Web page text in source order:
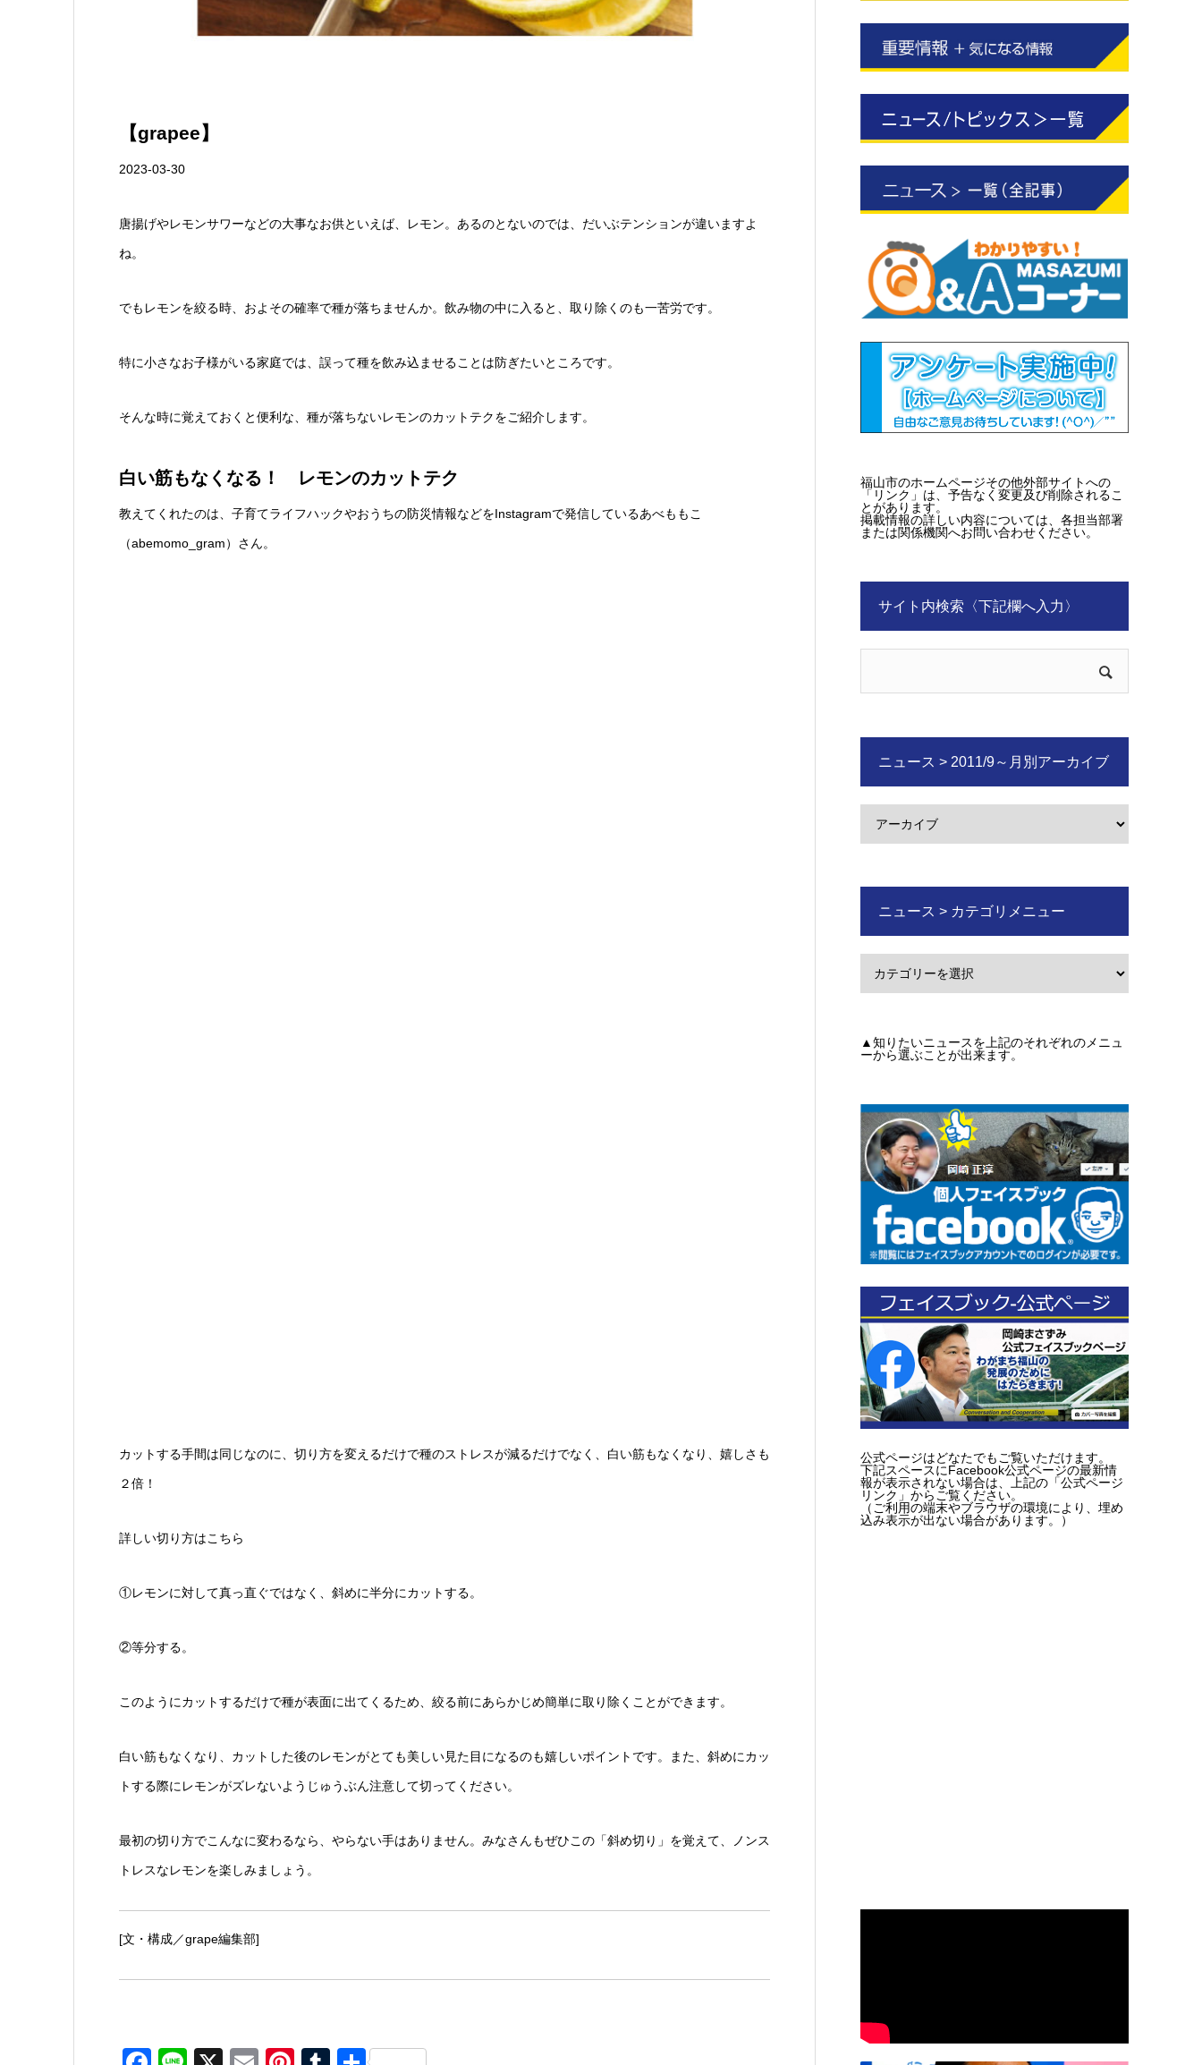
【grapee】
2023-03-30
唐揚げやレモンサワーなどの大事なお供といえば、レモン。あるのとないのでは、だいぶテンションが違いますよ
ね。
でもレモンを絞る時、およその確率で種が落ちませんか。飲み物の中に入ると、取り除くのも一苦労です。
特に小さなお子様がいる家庭では、誤って種を飲み込ませることは防ぎたいところです。
そんな時に覚えておくと便利な、種が落ちないレモンのカットテクをご紹介します。
白い筋もなくなる！ レモンのカットテク
教えてくれたのは、子育てライフハックやおうちの防災情報などをInstagramで発信しているあべももこ
（abemomo_gram）さん。
カットする手間は同じなのに、切り方を変えるだけで種のストレスが減るだけでなく、白い筋もなくなり、嬉しさも
２倍！
詳しい切り方はこちら
①レモンに対して真っ直ぐではなく、斜めに半分にカットする。
②等分する。
このようにカットするだけで種が表面に出てくるため、絞る前にあらかじめ簡単に取り除くことができます。
白い筋もなくなり、カットした後のレモンがとても美しい見た目になるのも嬉しいポイントです。また、斜めにカッ
トする際にレモンがズレないようじゅうぶん注意して切ってください。
最初の切り方でこんなに変わるなら、やらない手はありません。みなさんもぜひこの「斜め切り」を覚えて、ノンス
トレスなレモンを楽しみましょう。
[文・構成／grape編集部]
福山市のホームページその他外部サイトへの
「リンク」は、予告なく変更及び削除されるこ
とがあります。
掲載情報の詳しい内容については、各担当部署
または関係機関へお問い合わせください。
サイト内検索〈下記欄へ入力〉
ニュース > 2011/9～月別アーカイブ
ニュース > カテゴリメニュー
▲知りたいニュースを上記のそれぞれのメニュ
ーから選ぶことが出来ます。
公式ページはどなたでもご覧いただけます。
下記スペースにFacebook公式ページの最新情
報が表示されない場合は、上記の「公式ページ
リンク」からご覧ください。
（ご利用の端末やブラウザの環境により、埋め
込み表示が出ない場合があります。）